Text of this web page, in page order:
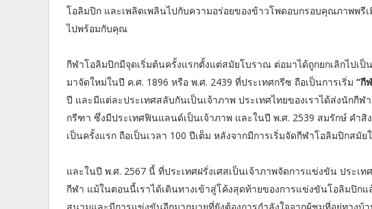
โอลิมปิก และเพลิดเพลินไปกับความอร่อยของข้าวโพดอบกรอบคุณภาพพ
ไปพร้อมกับคุณ
กีฬาโอลิมปิกมีจุดเริ่มต้นครั้งแรกตั้งแต่สมัยโบราณ ต่อมาได้ถูกยกเลิกไปเ
มาจัดใหม่ในปี ค.ศ. 1896 หรือ พ.ศ. 2439 ที่ประเทศกรีซ ถือเป็นการเริ่ม “กี
ปี และมีแต่ละประเทศสลับกันเป็นเจ้าภาพ ประเทศไทยของเราได้ส่งนักกี
กรีฑา ซึ่งมีประเทศฟินแลนด์เป็นเจ้าภาพ และในปี พ.ศ. 2539 สมรักษ์ คำสิ
เป็นครั้งแรก ถือเป็นเวลา 100 ปีเต็ม หลังจากมีการเริ่มจัดกีฬาโอลิมปิกสมั
และในปี พ.ศ. 2567 นี้ ที่ประเทศฝรั่งเศสเป็นเจ้าภาพจัดการแข่งขัน ประเ
กีฬา แม้ในตอนนี้เราได้เดินทางเข้าสู่โค้งสุดท้ายของการแข่งขันโอลิมปิก
สนามและมีการแข่งขันอีกมากมายที่ยังต้องการกำลังใจจากผู้ชมที่อยู่ทาง